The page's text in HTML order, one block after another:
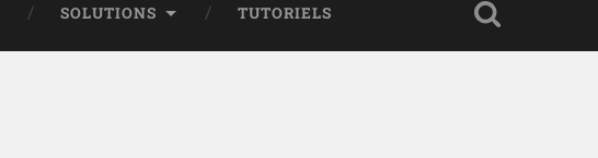
SOLUTIONS TUTORIELS